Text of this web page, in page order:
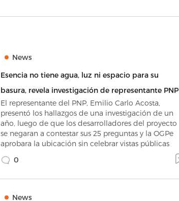
News
Esencia no tiene agua, luz ni espacio para su
basura, revela investigación de representante PNP
El representante del PNP, Emilio Carlo Acosta,
presentó los hallazgos de una investigación de un
año, luego de que los desarrolladores del proyecto
se negaran a contestar sus 25 preguntas y la OGPe
aprobara la ubicación sin celebrar vistas públicas
0
News